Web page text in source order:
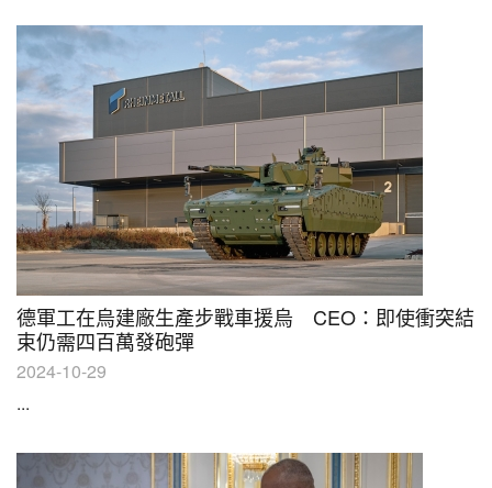
德軍工在烏建廠生產步戰車援烏 CEO：即使衝突結
束仍需四百萬發砲彈
2024-10-29
...